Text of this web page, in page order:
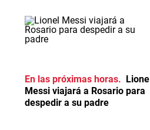
En las próximas horas
Lionel
Messi viajará a Rosario para
despedir a su padre